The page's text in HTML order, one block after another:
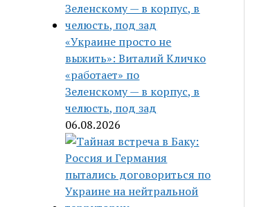
«Украине просто не
выжить»: Виталий Кличко
«работает» по
Зеленскому — в корпус, в
челюсть, под зад
06.08.2026